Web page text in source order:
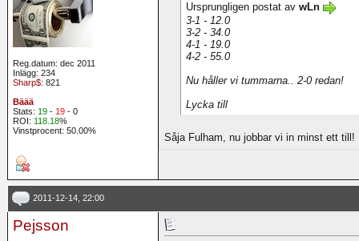
Reg.datum: dec 2011
Inlägg: 234
Sharp$: 821
Bäää
Stats: 19 - 19 - 0
ROI: 118.18%
Vinstprocent: 50.00%
Ursprungligen postat av wLn
3-1 - 12.0
3-2 - 34.0
4-1 - 19.0
4-2 - 55.0
Nu håller vi tummarna.. 2-0 redan!
Lycka till
Såja Fulham, nu jobbar vi in minst ett till!
2011-12-14, 22:00
Pejsson